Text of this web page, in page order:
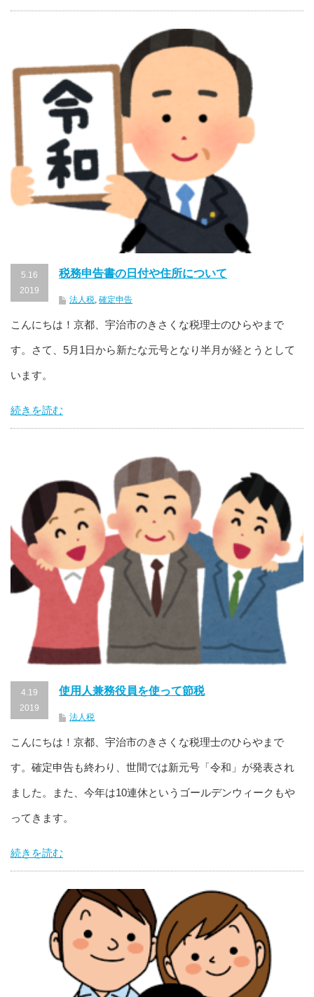
5.16
2019
税務申告書の日付や住所について
法人税, 確定申告
こんにちは！京都、宇治市のきさくな税理士のひらやまで
す。さて、5月1日から新たな元号となり半月が経とうとして
います。
続きを読む
4.19
2019
使用人兼務役員を使って節税
法人税
こんにちは！京都、宇治市のきさくな税理士のひらやまで
す。確定申告も終わり、世間では新元号「令和」が発表され
ました。また、今年は10連休というゴールデンウィークもや
ってきます。
続きを読む